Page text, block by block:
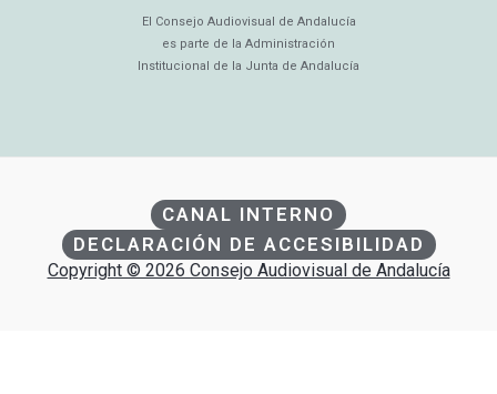
El Consejo Audiovisual de Andalucía
es parte de la Administración
Institucional de la Junta de Andalucía
CANAL INTERNO
DECLARACIÓN DE ACCESIBILIDAD
Copyright © 2026 Consejo Audiovisual de Andalucía